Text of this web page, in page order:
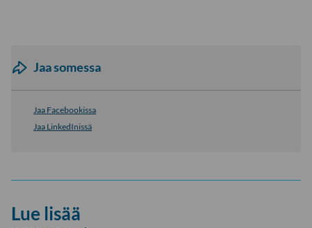
Jaa somessa
Jaa Facebookissa
Jaa LinkedInissä
Lue lisää